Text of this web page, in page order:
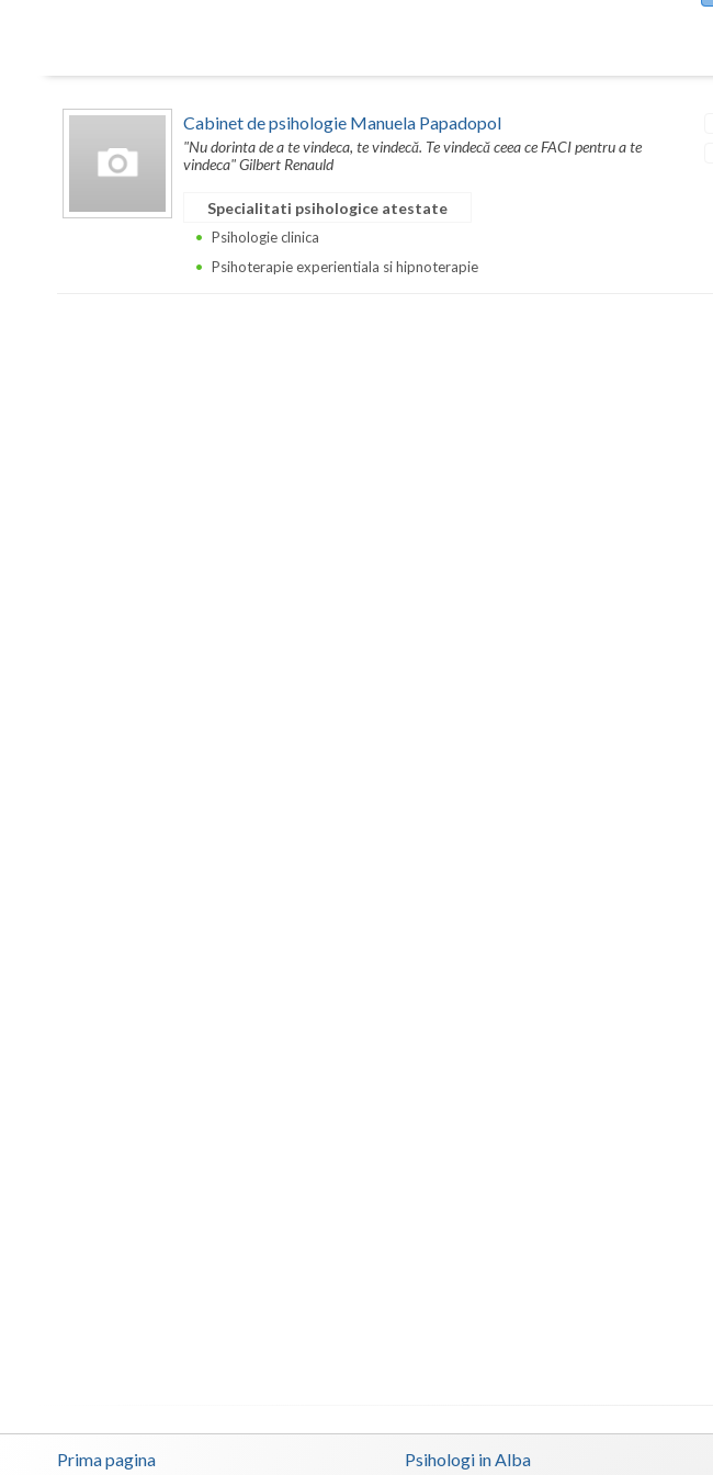
Cabinet de psihologie Manuela Papadopol
"Nu dorinta de a te vindeca, te vindecă. Te vindecă ceea ce FACI pentru a te
vindeca" Gilbert Renauld
Specialitati psihologice atestate
Psihologie clinica
Psihoterapie experientiala si hipnoterapie
Prima pagina Psihologi in Alba